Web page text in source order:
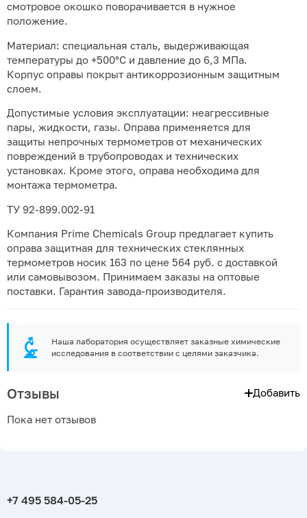
смотровое окошко поворачивается в нужное
положение.
Материал: специальная сталь, выдерживающая
температуры до +500°С и давление до 6,3 МПа.
Корпус оправы покрыт антикоррозионным защитным
слоем.
Допустимые условия эксплуатации: неагрессивные
пары, жидкости, газы. Оправа применяется для
защиты непрочных термометров от механических
повреждений в трубопроводах и технических
установках. Кроме этого, оправа необходима для
монтажа термометра.
ТУ 92-899.002-91
Компания Prime Chemicals Group предлагает купить
оправа защитная для технических стеклянных
термометров носик 163 по цене 564 руб. с доставкой
или самовывозом. Принимаем заказы на оптовые
поставки. Гарантия завода-производителя.
Наша лаборатория осуществляет заказные химические
исследования в соответствии с целями заказчика.
Отзывы Добавить
Пока нет отзывов